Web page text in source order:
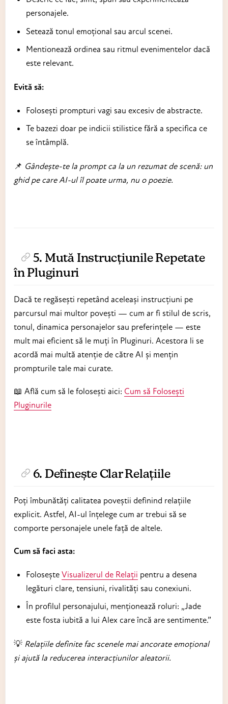
personajele.
Setează tonul emoțional sau arcul scenei.
Mentionează ordinea sau ritmul evenimentelor dacă
este relevant.
Evită să:
Folosești prompturi vagi sau excesiv de abstracte.
Te bazezi doar pe indicii stilistice fără a specifica ce
se întâmplă.
📌 Gândește-te la prompt ca la un rezumat de scenă: un
ghid pe care AI-ul îl poate urma, nu o poezie.
5. Mută Instrucțiunile Repetate
în Pluginuri
Dacă te regăsești repetând aceleași instrucțiuni pe
parcursul mai multor povești — cum ar fi stilul de scris,
tonul, dinamica personajelor sau preferințele — este
mult mai eficient să le muți în Pluginuri. Acestora li se
acordă mai multă atenție de către AI și mențin
prompturile tale mai curate.
📖 Află cum să le folosești aici: Cum să Folosești
Pluginurile
6. Definește Clar Relațiile
Poți îmbunătăți calitatea poveștii definind relațiile
explicit. Astfel, AI-ul înțelege cum ar trebui să se
comporte personajele unele față de altele.
Cum să faci asta:
Folosește Visualizerul de Relații pentru a desena
legături clare, tensiuni, rivalități sau conexiuni.
În profilul personajului, menționează roluri: „Jade
este fosta iubită a lui Alex care încă are sentimente.”
💡 Relațiile definite fac scenele mai ancorate emoțional
și ajută la reducerea interacțiunilor aleatorii.